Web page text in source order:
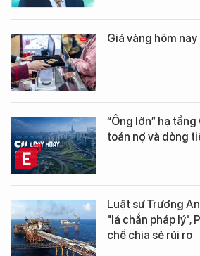
Giá vàng hôm
“Ông lớn” hạ
toán nợ và dòng
Luật sư Trương
"lá chắn pháp lý",
chế chia sẻ rủi ro